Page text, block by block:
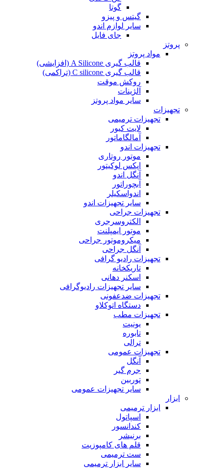
گوتا
گیتس و پیزو
سایر لوازم اندو
جای فایل
پروتز
مواد پروتز
قالب گیری A Silicone (افزایشی)
قالب گیری C silicone (تراکمی)
روکش موقت
آلژینات
سایر مواد پروتز
تجهیزات
تجهیزات ترمیمی
لایت کیور
آمالگاماتور
تجهیزات اندو
موتور روتاری
اپکس لوکیتور
آنگل اندو
آبچوراتور
اندواسکیلر
سایر تجهیزات اندو
تجهیزات جراحی
الکتروسرجری
موتور ایمپلنت
میکروموتور جراحی
آنگل جراحی
تجهیزات رادیو گرافی
تاریکخانه
اسکنر دهانی
سایر تجهیزات رادیوگرافی
تجهیزات ضدعفونی
دستگاه اتوکلاو
تجهیزات مطب
یونیت
تابوره
ترالی
تجهیزات عمومی
آنگل
جرم گیر
توربین
سایر تجهیزات عمومی
ابزار
ابزار ترمیمی
اسپاتول
کندانسور
برنیشر
قلم های کامپوزیت
ست ترمیمی
سایر ابزار ترمیمی